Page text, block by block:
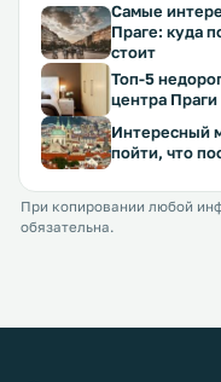
Самые
Праге: куда
стоит
Топ-5
центра Праги
Интересный
пойти, что
При копировании любой
обязательна.